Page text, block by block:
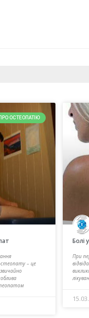
ПРО ОСТЕОПАТІЮ
– це
Болі
При